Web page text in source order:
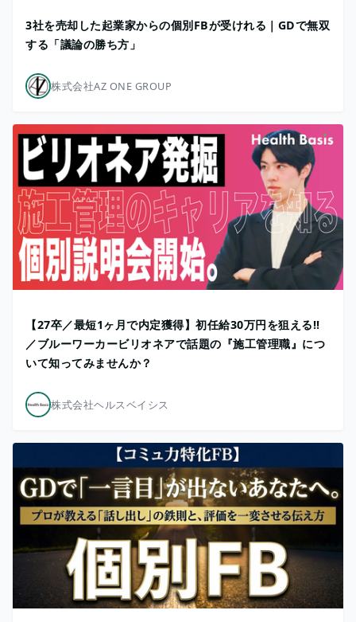
3社を売却した起業家からの個別FBが受けれる｜GDで無双
する「議論の勝ち方」
株式会社AZ ONE GROUP
【27卒／最短1ヶ月で内定獲得】初任給30万円を狙える!!
／ブルーワーカービリオネアで話題の『施工管理職』につ
いて知ってみませんか？
株式会社ヘルスベイシス